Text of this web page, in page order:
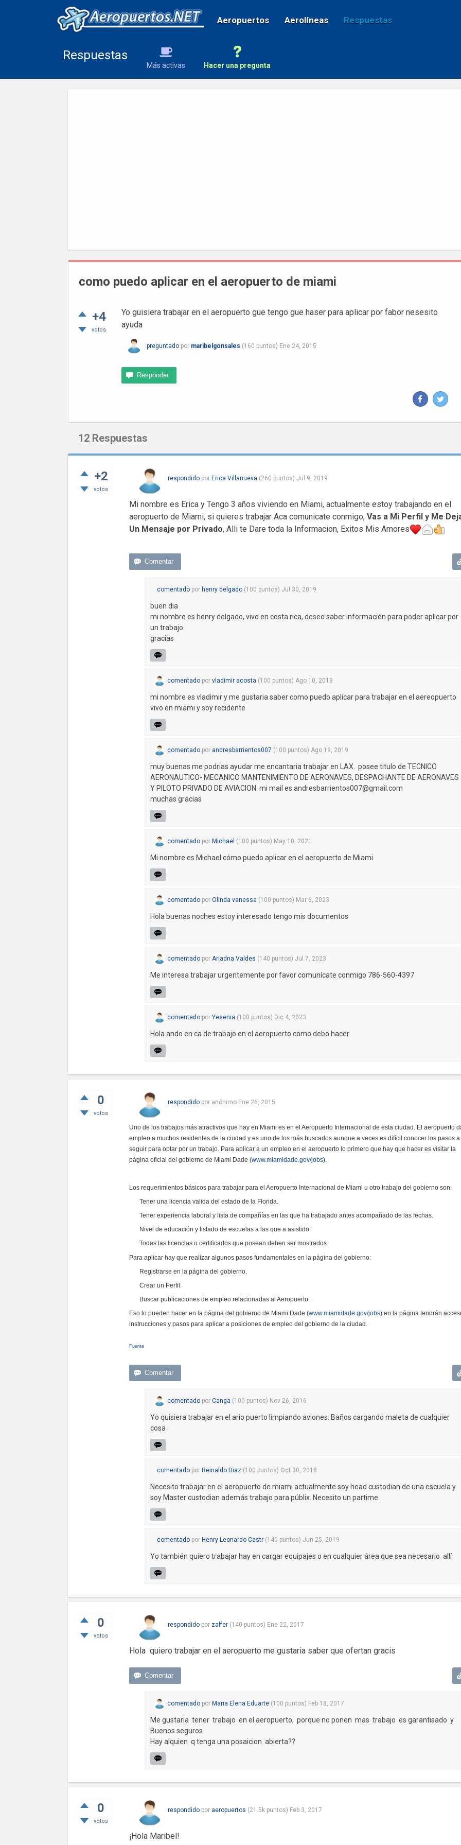
Aeropuertos Aerolíneas Respuestas
Respuestas
Más activas Hacer una pregunta
como puedo aplicar en el aeropuerto de miami
+4
votos
Yo guisiera trabajar en el aeropuerto gue tengo gue haser para aplicar por fabor nesesito
ayuda
preguntado por maribelgonsales (160 puntos) Ene 24, 2015
12 Respuestas
+2
votos
respondido por Erica Villanueva (260 puntos) Jul 9, 2019
Mi nombre es Erica y Tengo 3 años viviendo en Miami, actualmente estoy trabajando en el
aeropuerto de Miami, si quieres trabajar Aca comunicate conmigo, Vas a Mi Perfil y Me
Un Mensaje por Privado, Alli te Dare toda la Informacion, Exitos Mis Amores
comentado por henry delgado (100 puntos) Jul 30, 2019
buen dia
mi nombre es henry delgado, vivo en costa rica, deseo saber información para poder aplicar por
un trabajo.
gracias
comentado por vladimir acosta (100 puntos) Ago 10, 2019
mi nombre es vladimir y me gustaria saber como puedo aplicar para trabajar en el aereopuerto
vivo en miami y soy recidente
comentado por andresbarrientos007 (100 puntos) Ago 19, 2019
muy buenas me podrias ayudar me encantaria trabajar en LAX. posee titulo de TECNICO
AERONAUTICO- MECANICO MANTENIMIENTO DE AERONAVES, DESPACHANTE DE AERONAVES
Y PILOTO PRIVADO DE AVIACION. mi mail es andresbarrientos007@gmail.com
muchas gracias
comentado por Michael (100 puntos) May 10, 2021
Mi nombre es Michael cómo puedo aplicar en el aeropuerto de Miami
comentado por Olinda vanessa (100 puntos) Mar 6, 2023
Hola buenas noches estoy interesado tengo mis documentos
comentado por Ariadna Valdes (140 puntos) Jul 7, 2023
Me interesa trabajar urgentemente por favor comunícate conmigo 786-560-4397
comentado por Yesenia (100 puntos) Dic 4, 2023
Hola ando en ca de trabajo en el aeropuerto como debo hacer
0
votos
respondido por anónimo Ene 26, 2015
Uno de los trabajos más atractivos que hay en Miami es en el Aeropuerto Internacional de esta ciudad. El aeropuerto
empleo a muchos residentes de la ciudad y es uno de los más buscados aunque a veces es difícil conocer los pasos a
seguir para optar por un trabajo. Para aplicar a un empleo en el aeropuerto lo primero que hay que hacer es visitar la
página oficial del gobierno de Miami Dade (www.miamidade.gov/jobs).
Los requerimientos básicos para trabajar para el Aeropuerto Internacional de Miami u otro trabajo del gobierno son:
Tener una licencia valida del estado de la Florida.
Tener experiencia laboral y lista de compañías en las que ha trabajado antes acompañado de las fechas.
Nivel de educación y listado de escuelas a las que a asistido.
Todas las licencias o certificados que posean deben ser mostrados.
Para aplicar hay que realizar algunos pasos fundamentales en la página del gobierno:
Registrarse en la página del gobierno.
Crear un Perfil.
Buscar publicaciones de empleo relacionadas al Aeropuerto.
Eso lo pueden hacer en la página del gobierno de Miami Dade (www.miamidade.gov/jobs) en la página tendrán
instrucciones y pasos para aplicar a posiciones de empleo del gobierno de la ciudad.
Fuente
comentado por Canga (100 puntos) Nov 26, 2016
Yo quisiera trabajar en el ario puerto limpiando aviones. Baños cargando maleta de cualquier
cosa
comentado por Reinaldo Diaz (100 puntos) Oct 30, 2018
Necesito trabajar en el aeropuerto de miami actualmente soy head custodian de una escuela y
soy Master custodian además trabajo para públix. Necesito un partime.
comentado por Henry Leonardo Castr (140 puntos) Jun 25, 2019
Yo también quiero trabajar hay en cargar equipajes o en cualquier área que sea necesario allí
0
votos
respondido por zalfer (140 puntos) Ene 22, 2017
Hola quiero trabajar en el aeropuerto me gustaria saber que ofertan gracis
comentado por Maria Elena Eduarte (100 puntos) Feb 18, 2017
Me gustaria tener trabajo en el aeropuerto, porque no ponen mas trabajo es garantisado y
Buenos seguros
Hay alquien q tenga una posaicion abierta??
0
votos
respondido por aeropuertos (21.5kpuntos) Feb 3, 2017
¡Hola Maribel!